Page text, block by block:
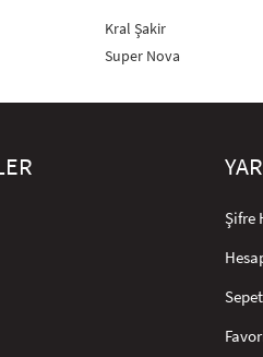
Kral Şakir
Super Nova
Şifre